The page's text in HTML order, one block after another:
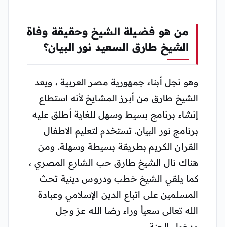
من هو فضيلة الشيخ وحقيقة وفاة
الشيخ طارق السعيد نور البيان؟
وهو نجل أبناء جمهورية مصر العربية ، ويعد
الشيخ طارق من أبرز المشايخ لأنه استطاع
إنشاء برنامج بسيط وسهل للغاية أطلق عليه
برنامج نور البيان. تستخدم لتعليم الاطفال
القران الكريم بطريقة بسيطة وسهلة. ومن
هناك نال الشيخ طارق حب الشارع المصري ،
كما يلقي الشيخ خطب ودروس دينية تحث
المسلمين على اتباع الدين الإسلامي وعبادة
الله تعالى سعياً وراء رضا الله عز وجل